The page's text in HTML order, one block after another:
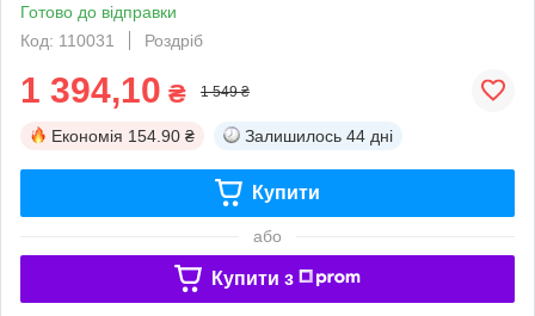
Готово до відправки
Код: 110031
Роздріб
1 394,10 ₴ 1 549 ₴
Економія 154.90 ₴ Залишилось 44 дні
Купити
або
Купити з